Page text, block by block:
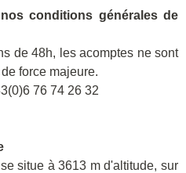
conditions générales de
de 48h, les acomptes ne sont
force majeure.
76 74 26 32
situe à 3613 m d'altitude, sur